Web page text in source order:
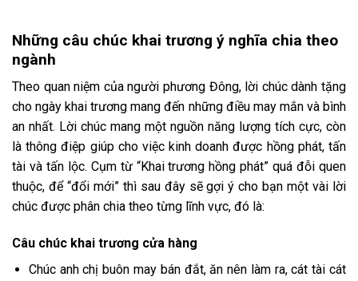
Những câu chúc khai trương ý nghĩa chia theo
ngành
Theo quan niệm của người phương Đông, lời chúc dành tặng
cho ngày khai trương mang đến những điều may mắn và bình
an nhất. Lời chúc mang một nguồn năng lượng tích cực, còn
là thông điệp giúp cho việc kinh doanh được hồng phát, tấn
tài và tấn lộc. Cụm từ “Khai trương hồng phát” quá đỗi quen
thuộc, để “đổi mới” thì sau đây sẽ gợi ý cho bạn một vài lời
chúc được phân chia theo từng lĩnh vực, đó là:
Câu chúc khai trương cửa hàng
Chúc anh chị buôn may bán đắt, ăn nên làm ra, cát tài cát